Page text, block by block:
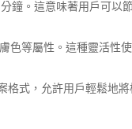
鐘。這意味著用戶可以
色等屬性。這種靈活性
格式，允許用戶輕鬆地